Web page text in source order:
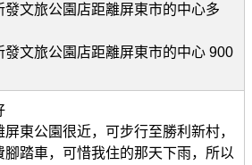
發文旅公園店距離屏東市的中心多
發文旅公園店距離屏東市的中心 900
屏東公園很近，可步行至勝利新村，
腳踏車，可惜我住的那天下雨，所以